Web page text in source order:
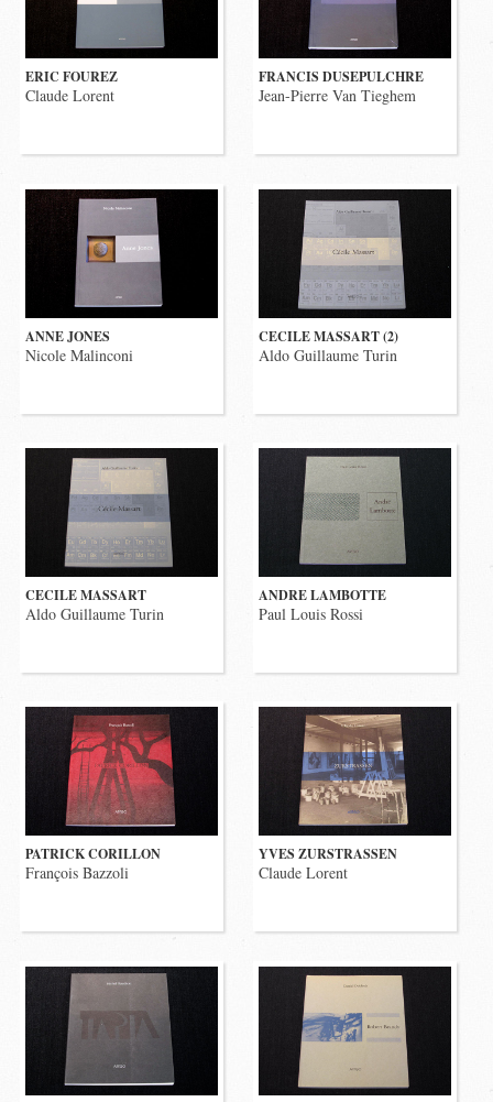
ERIC FOUREZ
Claude Lorent
FRANCIS DUSEPULCHRE
Jean-Pierre Van Tieghem
ANNE JONES
Nicole Malinconi
CECILE MASSART (2)
Aldo Guillaume Turin
CECILE MASSART
Aldo Guillaume Turin
ANDRE LAMBOTTE
Paul Louis Rossi
PATRICK CORILLON
François Bazzoli
YVES ZURSTRASSEN
Claude Lorent